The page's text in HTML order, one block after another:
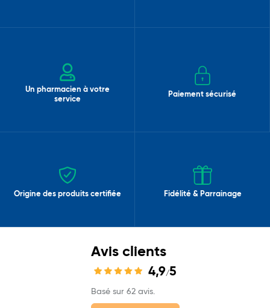
Un pharmacien à votre
service
Paiement sécurisé
Origine des produits certifiée Fidélité & Parrainage
Avis clients
4,9/5
Basé sur 62 avis.